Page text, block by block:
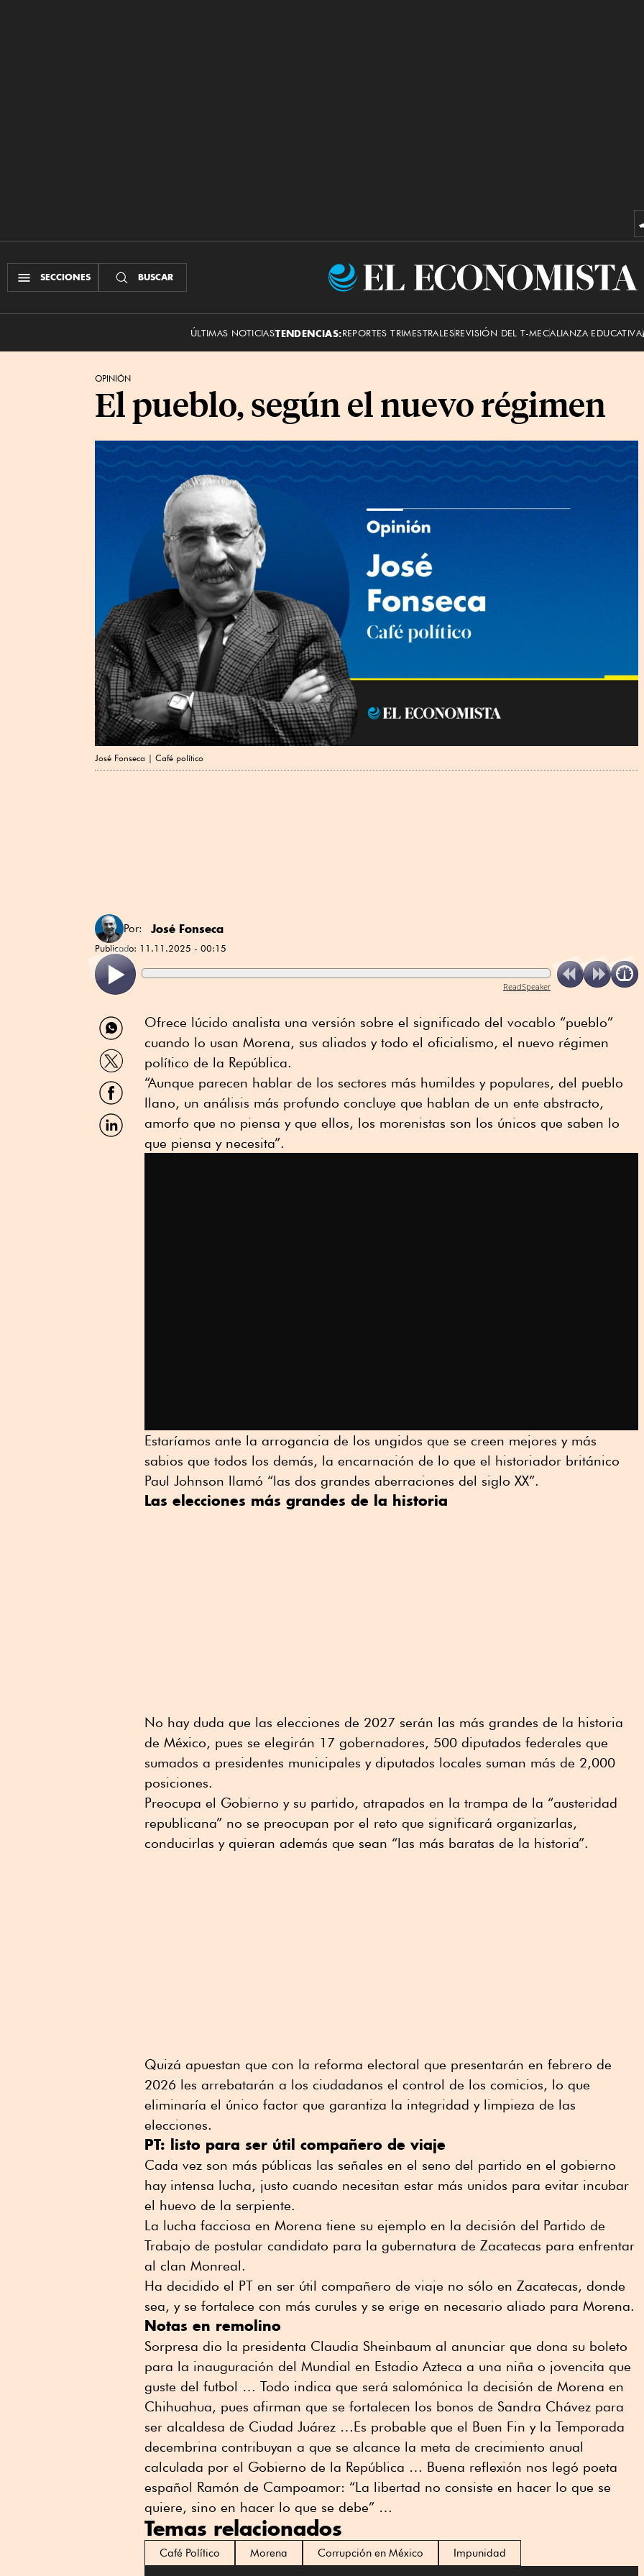
SECCIONES BUSCAR
El
ÚLTIMAS NOTICIASTENDENCIAS:REPORTES TRIMESTRALESREVISIÓN DEL T-MECALIANZA EDUCATIVA
OPINIÓN
El pueblo, según el nuevo régimen
José Fonseca | Café político
Por: José Fonseca
Publicado: 11.11.2025 - 00:15
ReadSpeaker
Compartir
por
WhatsApp
Compartir
por
Twitter
Compartir
por
Facebook
Compartir
por
Ofrece lúcido analista una versión sobre el significado del vocablo “pueblo”
cuando lo usan Morena, sus aliados y todo el oficialismo, el nuevo régimen
político de la República.
“Aunque parecen hablar de los sectores más humildes y populares, del pueblo
llano, un análisis más profundo concluye que hablan de un ente abstracto,
amorfo que no piensa y que ellos, los morenistas son los únicos que saben lo
que piensa y necesita”.
Estaríamos ante la arrogancia de los ungidos que se creen mejores y más
sabios que todos los demás, la encarnación de lo que el historiador británico
Paul Johnson llamó “las dos grandes aberraciones del siglo XX”.
Las elecciones más grandes de la historia
No hay duda que las elecciones de 2027 serán las más grandes de la historia
de México, pues se elegirán 17 gobernadores, 500 diputados federales que
sumados a presidentes municipales y diputados locales suman más de 2,000
posiciones.
Preocupa el Gobierno y su partido, atrapados en la trampa de la “austeridad
republicana” no se preocupan por el reto que significará organizarlas,
conducirlas y quieran además que sean “las más baratas de la historia”.
Quizá apuestan que con la reforma electoral que presentarán en febrero de
2026 les arrebatarán a los ciudadanos el control de los comicios, lo que
eliminaría el único factor que garantiza la integridad y limpieza de las
elecciones.
PT: listo para ser útil compañero de viaje
Cada vez son más públicas las señales en el seno del partido en el gobierno
hay intensa lucha, justo cuando necesitan estar más unidos para evitar incubar
el huevo de la serpiente.
La lucha facciosa en Morena tiene su ejemplo en la decisión del Partido de
Trabajo de postular candidato para la gubernatura de Zacatecas para enfrentar
al clan Monreal.
Ha decidido el PT en ser útil compañero de viaje no sólo en Zacatecas, donde
sea, y se fortalece con más curules y se erige en necesario aliado para Morena.
Notas en remolino
Sorpresa dio la presidenta Claudia Sheinbaum al anunciar que dona su boleto
para la inauguración del Mundial en Estadio Azteca a una niña o jovencita que
guste del futbol … Todo indica que será salomónica la decisión de Morena en
Chihuahua, pues afirman que se fortalecen los bonos de Sandra Chávez para
ser alcaldesa de Ciudad Juárez …Es probable que el Buen Fin y la Temporada
decembrina contribuyan a que se alcance la meta de crecimiento anual
calculada por el Gobierno de la República … Buena reflexión nos legó poeta
español Ramón de Campoamor: “La libertad no consiste en hacer lo que se
quiere, sino en hacer lo que se debe” …
Temas relacionados
Café Político Morena Corrupción en México Impunidad